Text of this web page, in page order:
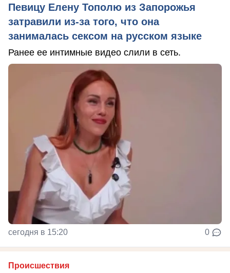
Певицу Елену Тополю из Запорожья
затравили из-за того, что она
занималась сексом на русском языке
Ранее ее интимные видео слили в сеть.
сегодня в 15:20 0
Происшествия